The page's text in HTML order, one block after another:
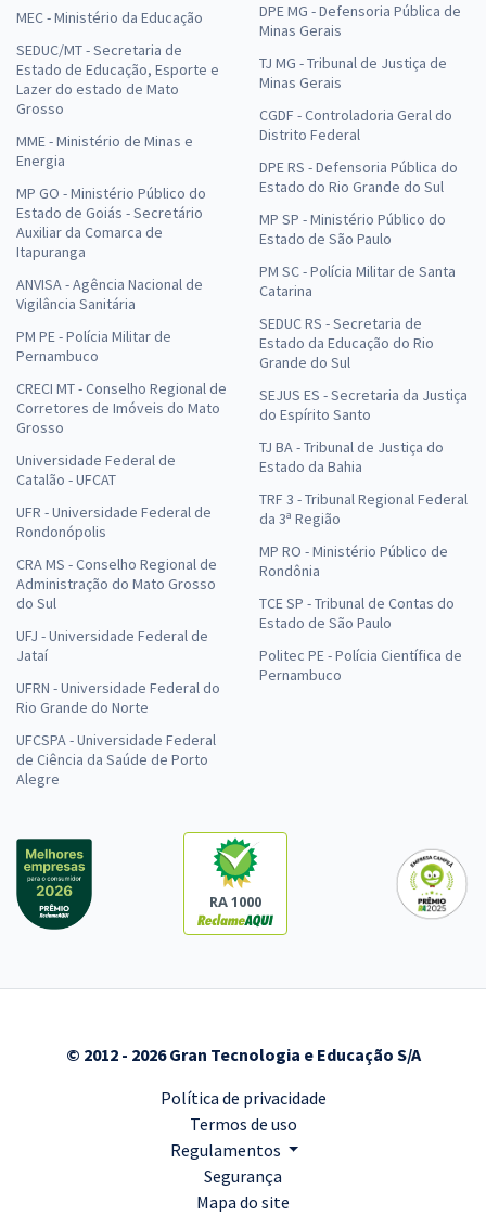
MEC - Ministério da Educação
SEDUC/MT - Secretaria de
Estado de Educação, Esporte e
Lazer do estado de Mato
Grosso
MME - Ministério de Minas e
Energia
MP GO - Ministério Público do
Estado de Goiás - Secretário
Auxiliar da Comarca de
Itapuranga
ANVISA - Agência Nacional de
Vigilância Sanitária
PM PE - Polícia Militar de
Pernambuco
CRECI MT - Conselho Regional de
Corretores de Imóveis do Mato
Grosso
Universidade Federal de
Catalão - UFCAT
UFR - Universidade Federal de
Rondonópolis
CRA MS - Conselho Regional de
Administração do Mato Grosso
do Sul
UFJ - Universidade Federal de
Jataí
UFRN - Universidade Federal do
Rio Grande do Norte
UFCSPA - Universidade Federal
de Ciência da Saúde de Porto
Alegre
DPE MG - Defensoria Pública de
Minas Gerais
TJ MG - Tribunal de Justiça de
Minas Gerais
CGDF - Controladoria Geral do
Distrito Federal
DPE RS - Defensoria Pública do
Estado do Rio Grande do Sul
MP SP - Ministério Público do
Estado de São Paulo
PM SC - Polícia Militar de Santa
Catarina
SEDUC RS - Secretaria de
Estado da Educação do Rio
Grande do Sul
SEJUS ES - Secretaria da Justiça
do Espírito Santo
TJ BA - Tribunal de Justiça do
Estado da Bahia
TRF 3 - Tribunal Regional Federal
da 3ª Região
MP RO - Ministério Público de
Rondônia
TCE SP - Tribunal de Contas do
Estado de São Paulo
Politec PE - Polícia Científica de
Pernambuco
RA 1000
© 2012 - 2026 Gran Tecnologia e Educação S/A
Política de privacidade
Termos de uso
Regulamentos
Segurança
Mapa do site